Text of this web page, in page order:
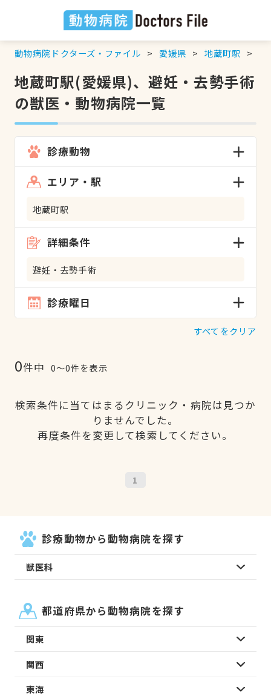
動物病院ドクターズ・ファイル 愛媛県 地蔵町駅
地蔵町駅(愛媛県)、避妊・去勢手術
の獣医・動物病院一覧
診療動物
エリア・駅
地蔵町駅
詳細条件
避妊・去勢手術
診療曜日
すべてをクリア
0件中 0〜0件を表示
検索条件に当てはまるクリニック・病院は見つか
りませんでした。
再度条件を変更して検索してください。
1
診療動物から動物病院を探す
獣医科
都道府県から動物病院を探す
関東
関西
東海